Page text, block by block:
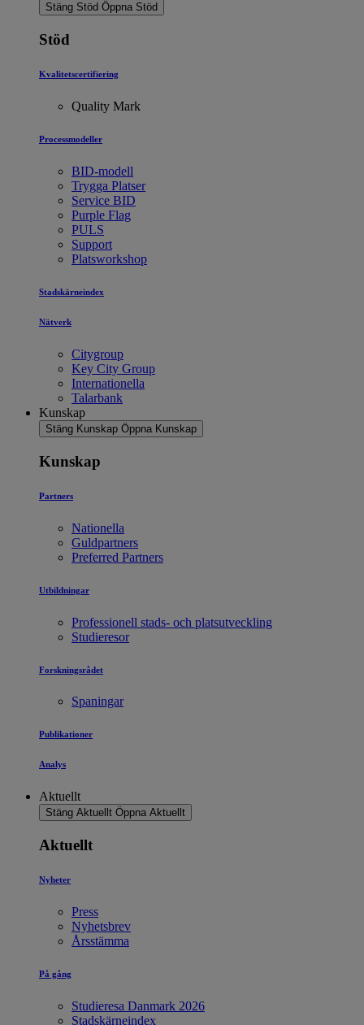
Stäng Stöd Öppna Stöd
Stöd
Kvalitetscertifiering
Quality Mark
Processmodeller
BID-modell
Trygga Platser
Service BID
Purple Flag
PULS
Support
Platsworkshop
Stadskärneindex
Nätverk
Citygroup
Key City Group
Internationella
Talarbank
Kunskap
Stäng Kunskap Öppna Kunskap
Kunskap
Partners
Nationella
Guldpartners
Preferred Partners
Utbildningar
Professionell stads- och platsutveckling
Studieresor
Forskningsrådet
Spaningar
Publikationer
Analys
Aktuellt
Stäng Aktuellt Öppna Aktuellt
Aktuellt
Nyheter
Press
Nyhetsbrev
Årsstämma
På gång
Studieresa Danmark 2026
Stadskärneindex